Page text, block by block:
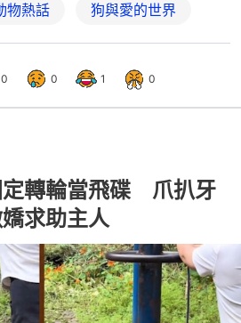
物熱話 狗與愛的世界
0 0 1 0
定轉輪當飛碟 爪扒牙
求助主人